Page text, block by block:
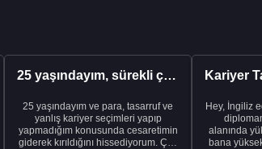
25 yaşındayım, sürekli çalışıyorum ve hâlâ maddi a...
25 yaşındayım ve para, tasarruf ve
yanlış kariyer seçimleri yapıp
yapmadığım konusunda cesaretimin
giderek kırıldığını hissediyorum. Çok
Hey, İngiliz
alanında
bana